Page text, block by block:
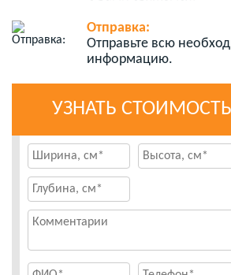
Отправка:
Отправьте всю
информацию.
УЗНАТЬ